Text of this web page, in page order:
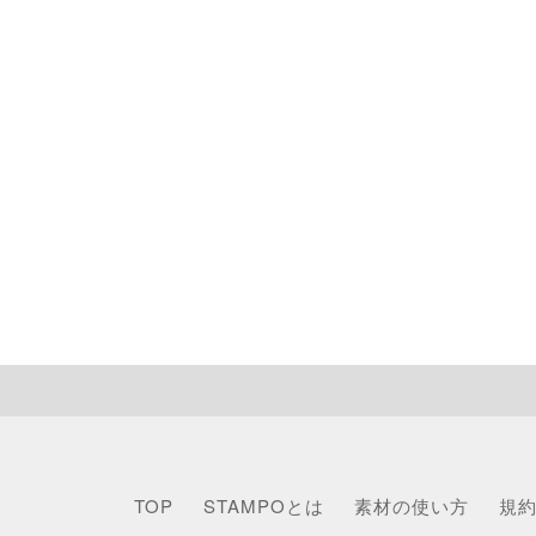
TOP STAMPOとは 素材の使い方 規約